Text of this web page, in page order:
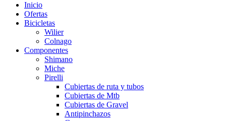
Inicio
Ofertas
Bicicletas
Wilier
Colnago
Componentes
Shimano
Miche
Pirelli
Cubiertas de ruta y tubos
Cubiertas de Mtb
Cubiertas de Gravel
Antipinchazos